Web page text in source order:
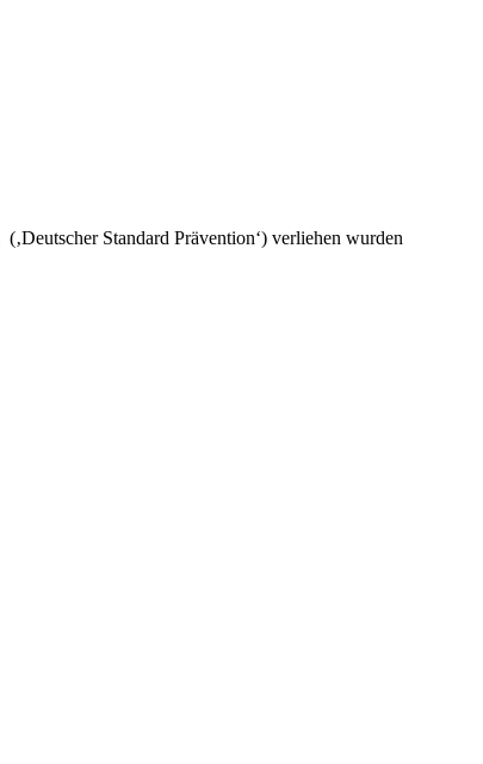
(‚Deutscher Standard Prävention‘) verliehen wurden